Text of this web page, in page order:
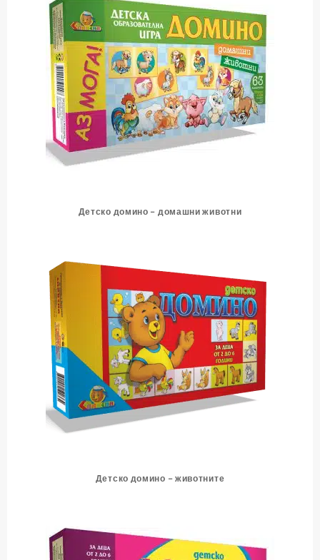
Детско домино – домашни животни
Детско домино – животните